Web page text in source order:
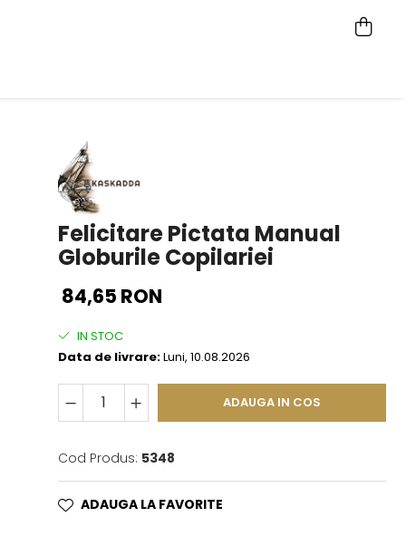
Felicitare Pictata Manual
Globurile Copilariei
84,65 RON
IN STOC
Data de livrare:Luni, 10.08.2026
ADAUGA IN COS
Cod Produs: 5348
ADAUGA LA FAVORITE